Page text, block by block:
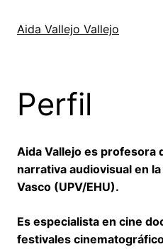
Aida Vallejo Vallejo
Perfil
Aida Vallejo es profesora
narrativa audiovisual en
Vasco (UPV/EHU).
Es especialista en cine
festivales